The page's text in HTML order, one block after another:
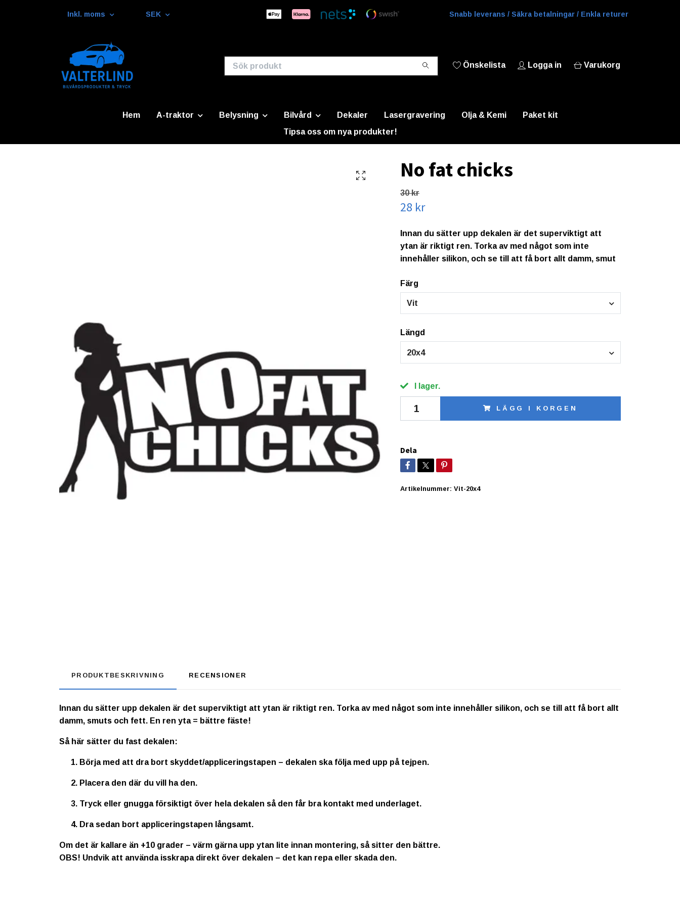
Inkl. moms SEK Snabb leverans / Säkra betalningar / Enkla returer
Önskelista Logga in Varukorg
Hem A-traktor Belysning Bilvård Dekaler Lasergravering Olja & Kemi
Paket kit
Tipsa oss om nya produkter!
No fat chicks
30 kr
28 kr
Innan du sätter upp dekalen är det superviktigt att
ytan är riktigt ren. Torka av med något som inte
innehåller silikon, och se till att få bort allt damm, smut
Färg
Vit
Längd
20x4
I lager.
LÄGG I KORGEN
Dela
Artikelnummer: Vit-20x4
PRODUKTBESKRIVNING RECENSIONER
Innan du sätter upp dekalen är det superviktigt att ytan är riktigt ren. Torka av med något som inte innehåller silikon, och se till att få bort allt
damm, smuts och fett. En ren yta = bättre fäste!
Så här sätter du fast dekalen:
Börja med att dra bort skyddet/appliceringstapen – dekalen ska följa med upp på tejpen.
Placera den där du vill ha den.
Tryck eller gnugga försiktigt över hela dekalen så den får bra kontakt med underlaget.
Dra sedan bort appliceringstapen långsamt.
Om det är kallare än +10 grader – värm gärna upp ytan lite innan montering, så sitter den bättre.
OBS! Undvik att använda isskrapa direkt över dekalen – det kan repa eller skada den.